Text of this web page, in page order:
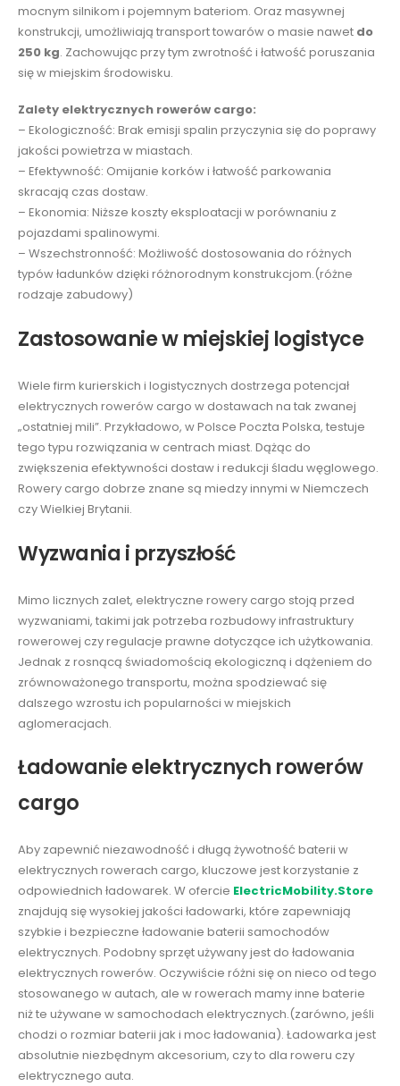
mocnym silnikom i pojemnym bateriom. Oraz masywnej
konstrukcji, umożliwiają transport towarów o masie nawet do
250 kg. Zachowując przy tym zwrotność i łatwość poruszania
się w miejskim środowisku.
Zalety elektrycznych rowerów cargo:
– Ekologiczność: Brak emisji spalin przyczynia się do poprawy
jakości powietrza w miastach.
– Efektywność: Omijanie korków i łatwość parkowania
skracają czas dostaw.
– Ekonomia: Niższe koszty eksploatacji w porównaniu z
pojazdami spalinowymi.
– Wszechstronność: Możliwość dostosowania do różnych
typów ładunków dzięki różnorodnym konstrukcjom.(różne
rodzaje zabudowy)
Zastosowanie w miejskiej logistyce
Wiele firm kurierskich i logistycznych dostrzega potencjał
elektrycznych rowerów cargo w dostawach na tak zwanej
„ostatniej mili”. Przykładowo, w Polsce Poczta Polska, testuje
tego typu rozwiązania w centrach miast. Dążąc do
zwiększenia efektywności dostaw i redukcji śladu węglowego.
Rowery cargo dobrze znane są miedzy innymi w Niemczech
czy Wielkiej Brytanii.
Wyzwania i przyszłość
Mimo licznych zalet, elektryczne rowery cargo stoją przed
wyzwaniami, takimi jak potrzeba rozbudowy infrastruktury
rowerowej czy regulacje prawne dotyczące ich użytkowania.
Jednak z rosnącą świadomością ekologiczną i dążeniem do
zrównoważonego transportu, można spodziewać się
dalszego wzrostu ich popularności w miejskich
aglomeracjach.
Ładowanie elektrycznych rowerów
cargo
Aby zapewnić niezawodność i długą żywotność baterii w
elektrycznych rowerach cargo, kluczowe jest korzystanie z
odpowiednich ładowarek. W ofercie ElectricMobility.Store
znajdują się wysokiej jakości ładowarki, które zapewniają
szybkie i bezpieczne ładowanie baterii samochodów
elektrycznych. Podobny sprzęt używany jest do ładowania
elektrycznych rowerów. Oczywiście różni się on nieco od tego
stosowanego w autach, ale w rowerach mamy inne baterie
niż te używane w samochodach elektrycznych.(zarówno, jeśli
chodzi o rozmiar baterii jak i moc ładowania). Ładowarka jest
absolutnie niezbędnym akcesorium, czy to dla roweru czy
elektrycznego auta.